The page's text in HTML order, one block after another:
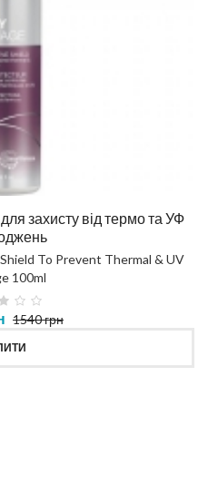
захисту від термо та УФ
To Prevent Thermal & UV
100ml
1540 грн